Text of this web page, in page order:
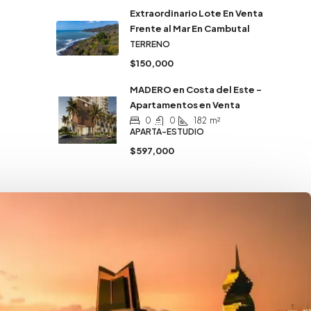
Extraordinario Lote En Venta
Frente al Mar En Cambutal
TERRENO
$150,000
MADERO en Costa del Este –
Apartamentos en Venta
0 0 182 m²
APARTA-ESTUDIO
$597,000